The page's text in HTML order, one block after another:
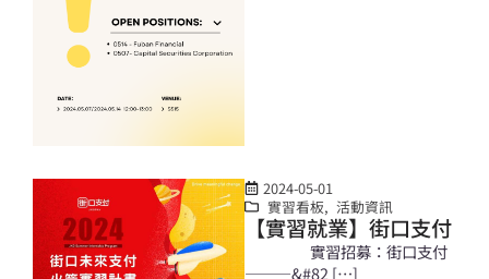
2024-05-01
實習看板, 活動資訊
【實習就業】街口支付
實習招募：街口支付
———&#82 […]